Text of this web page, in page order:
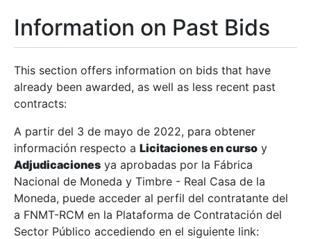
Show/Hide
Show/Hide
Information on Past Bids
This section offers information on bids that have
already been awarded, as well as less recent past
contracts:
A partir del 3 de mayo de 2022, para obtener
información respecto a Licitaciones en curso y
Adjudicaciones ya aprobadas por la Fábrica
Nacional de Moneda y Timbre - Real Casa de la
Moneda, puede acceder al perfil del contratante del
a FNMT-RCM en la Plataforma de Contratación del
Sector Público accediendo en el siguiente link: